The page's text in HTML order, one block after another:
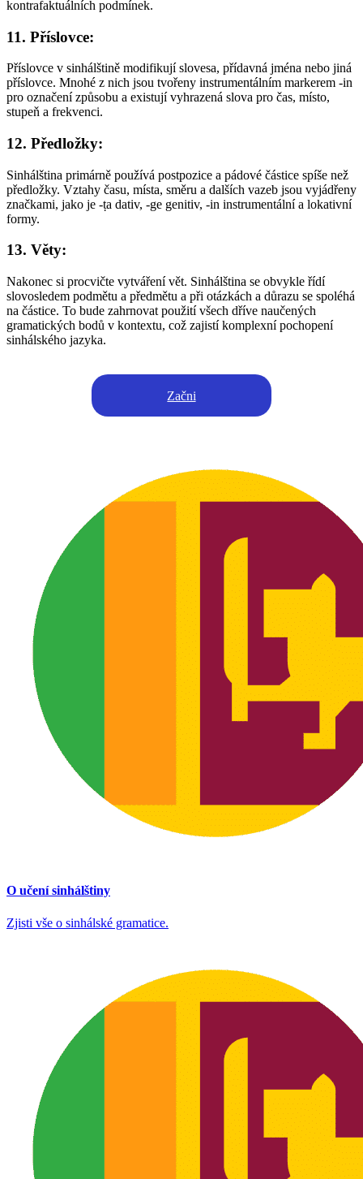
kontrafaktuálních podmínek.
11. Příslovce:
Příslovce v sinhálštině modifikují slovesa, přídavná jména nebo jiná
příslovce. Mnohé z nich jsou tvořeny instrumentálním markerem -in
pro označení způsobu a existují vyhrazená slova pro čas, místo,
stupeň a frekvenci.
12. Předložky:
Sinhálština primárně používá postpozice a pádové částice spíše než
předložky. Vztahy času, místa, směru a dalších vazeb jsou vyjádřeny
značkami, jako je -ṭa dativ, -ge genitiv, -in instrumentální a lokativní
formy.
13. Věty:
Nakonec si procvičte vytváření vět. Sinhálština se obvykle řídí
slovosledem podmětu a předmětu a při otázkách a důrazu se spoléhá
na částice. To bude zahrnovat použití všech dříve naučených
gramatických bodů v kontextu, což zajistí komplexní pochopení
sinhálského jazyka.
Začni
O učení sinhálštiny
Zjisti vše o sinhálské gramatice.